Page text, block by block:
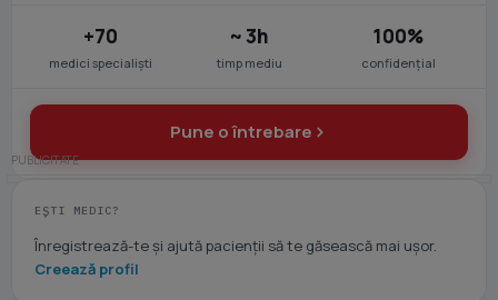
+70
medici specialiști
~ 3h
timp mediu
100%
confidențial
Pune o întrebare
EȘTI MEDIC?
Înregistrează-te și ajută pacienții să te găsească mai ușor.
Creează profil